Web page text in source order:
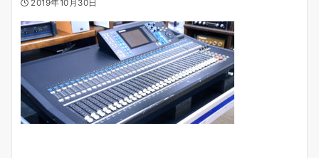
2019年10月30日